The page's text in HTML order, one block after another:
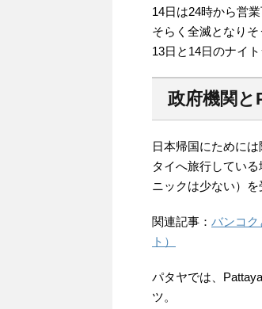
14日は24時から営
そらく全滅となりそ
13日と14日のナイ
政府機関と
日本帰国にために
タイへ旅行してい
ニックは少ない）
関連記事： バンコク
ト）
パタヤでは、
ツ。